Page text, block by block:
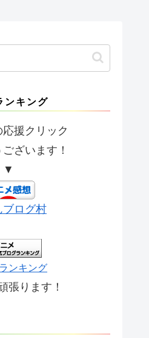
ンキング
応援クリック
ざいます！
▼
ブログ村
ンキング
張ります！